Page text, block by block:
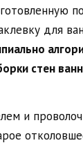
для
стен
и